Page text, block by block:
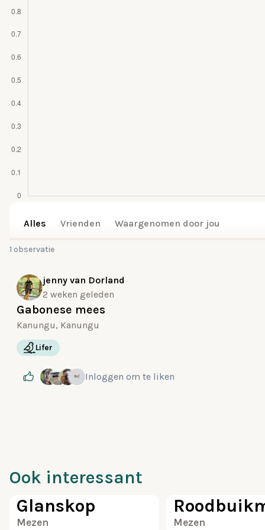
Alles Vrienden Waargenomen door jou
1 observatie
jenny van Dorland
2 weken geleden
Gabonese mees
Kanungu, Kanungu
Lifer
Inloggen om te liken
Ook interessant
Glanskop
Mezen Mezen